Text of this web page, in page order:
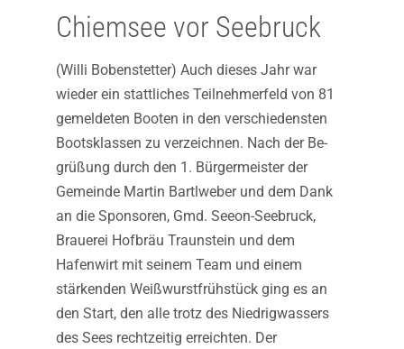
Chiemsee vor Seebruck
(Willi Bobenstetter) Auch dieses Jahr war
wieder ein stattliches Teilnehmerfeld von 81
gemeldeten Booten in den verschiedensten
Bootsklassen zu verzeichnen. Nach der Be-
grüßung durch den 1. Bürgermeister der
Gemeinde Martin Bartlweber und dem Dank
an die Sponsoren, Gmd. Seeon-Seebruck,
Brauerei Hofbräu Traunstein und dem
Hafenwirt mit seinem Team und einem
stärkenden Weißwurstfrühstück ging es an
den Start, den alle trotz des Niedrigwassers
des Sees rechtzeitig erreichten. Der